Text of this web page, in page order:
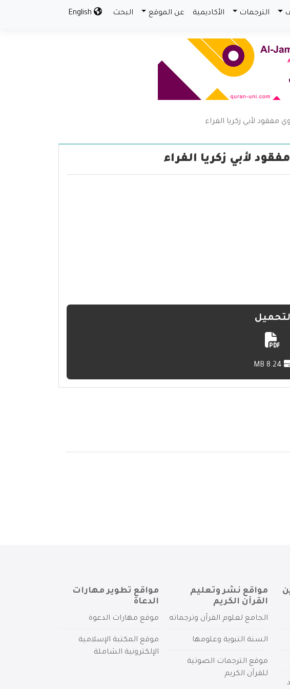
الترجمات الأكاديمية عن الموقع البحث
مفقود لأبي زكريا الفراء
لأبي زكريا الفراء
مواقع نشر وتعليم
القرآن الكريم
الجامع لعلوم القرآن وترجماته
السنة النبوية وعلومها
موقع الترجمات الصوتية
للقرآن الكريم
مواقع تطوير مهارات
الدعاة
موقع مهارات الدعوة
موقع المكتبة الإسلامية
الإلكترونية الشاملة